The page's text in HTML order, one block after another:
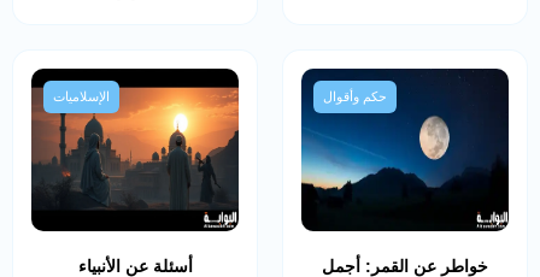
حكم وأقوال
خواطر عن القمر: أجمل
الإسلاميات
أسئلة عن الأنبياء